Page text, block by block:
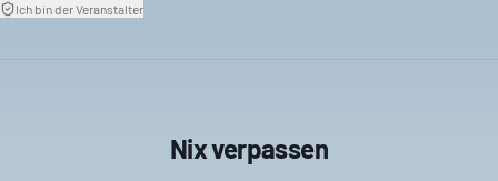
Ich bin der Veranstalter
Nix verpassen